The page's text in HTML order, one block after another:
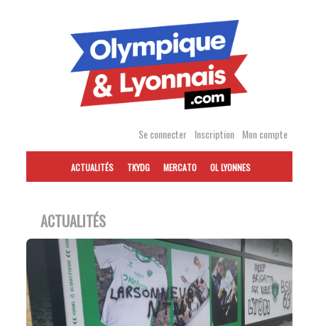
Se connecter Inscription Mon compte
ACTUALITÉS TKYDG MERCATO OL LYONNES
ACTUALITÉS